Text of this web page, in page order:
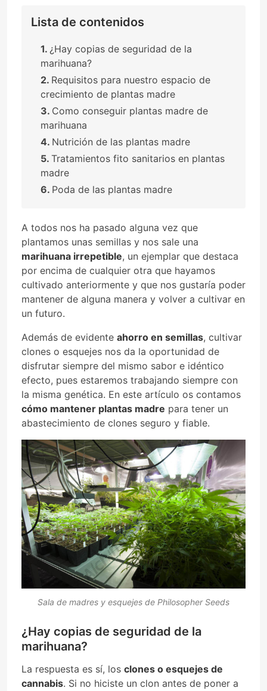
Lista de contenidos
¿Hay copias de seguridad de la
marihuana?
Requisitos para nuestro espacio de
crecimiento de plantas madre
Como conseguir plantas madre de
marihuana
Nutrición de las plantas madre
Tratamientos fito sanitarios en plantas
madre
Poda de las plantas madre
A todos nos ha pasado alguna vez que
plantamos unas semillas y nos sale una
marihuana irrepetible, un ejemplar que destaca
por encima de cualquier otra que hayamos
cultivado anteriormente y que nos gustaría poder
mantener de alguna manera y volver a cultivar en
un futuro.
Además de evidente ahorro en semillas, cultivar
clones o esquejes nos da la oportunidad de
disfrutar siempre del mismo sabor e idéntico
efecto, pues estaremos trabajando siempre con
la misma genética. En este artículo os contamos
cómo mantener plantas madre para tener un
abastecimiento de clones seguro y fiable.
Sala de madres y esquejes de Philosopher Seeds
¿Hay copias de seguridad de la
marihuana?
La respuesta es sí, los clones o esquejes de
cannabis. Si no hiciste un clon antes de poner a